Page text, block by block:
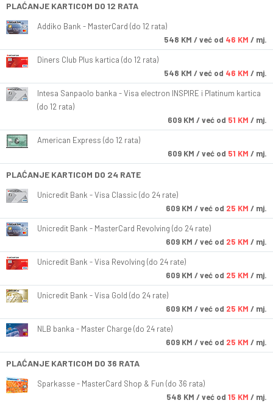
PLAĆANJE KARTICOM DO 12 RATA
Addiko Bank - MasterCard (do 12 rata)
548 KM / već od 46 KM / mj.
Diners Club Plus kartica (do 12 rata)
548 KM / već od 46 KM / mj.
Intesa Sanpaolo banka - Visa electron INSPIRE i Platinum kartica
(do 12 rata)
609 KM / već od 51 KM / mj.
American Express (do 12 rata)
609 KM / već od 51 KM / mj.
PLAĆANJE KARTICOM DO 24 RATE
Unicredit Bank - Visa Classic (do 24 rate)
609 KM / već od 25 KM / mj.
Unicredit Bank - MasterCard Revolving (do 24 rate)
609 KM / već od 25 KM / mj.
Unicredit Bank - Visa Revolving (do 24 rate)
609 KM / već od 25 KM / mj.
Unicredit Bank - Visa Gold (do 24 rate)
609 KM / već od 25 KM / mj.
NLB banka - Master Charge (do 24 rate)
609 KM / već od 25 KM / mj.
PLAĆANJE KARTICOM DO 36 RATA
Sparkasse - MasterCard Shop & Fun (do 36 rata)
548 KM / već od 15 KM / mj.